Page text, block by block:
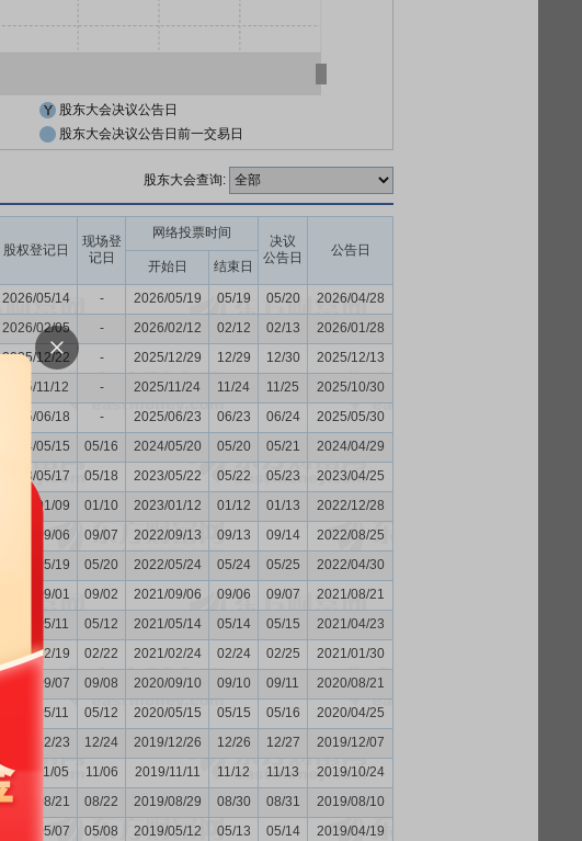
股东大会决议公告日
股东大会决议公告日前一交易日
股东大会查询:
股权登记日
现场登
记日
网络投票时间
决议
公告日
公告日
开始日 结束日
2026/05/14 - 2026/05/19 05/19 05/20
2026/04/28
2026/02/05 - 2026/02/12 02/12 02/13
2026/01/28
2025/12/22 - 2025/12/29 12/29 12/30
2025/12/13
2025/11/12 - 2025/11/24 11/24 11/25
2025/10/30
2025/06/18 - 2025/06/23 06/23 06/24
2025/05/30
2024/05/15 05/16 2024/05/20 05/20 05/21
2024/04/29
2023/05/17 05/18 2023/05/22 05/22 05/23
2023/04/25
2023/01/09 01/10 2023/01/12 01/12 01/13
2022/12/28
2022/09/06 09/07 2022/09/13 09/13 09/14
2022/08/25
2022/05/19 05/20 2022/05/24 05/24 05/25
2022/04/30
2021/09/01 09/02 2021/09/06 09/06 09/07
2021/08/21
2021/05/11 05/12 2021/05/14 05/14 05/15
2021/04/23
2021/02/19 02/22 2021/02/24 02/24 02/25
2021/01/30
2020/09/07 09/08 2020/09/10 09/10 09/11
2020/08/21
2020/05/11 05/12 2020/05/15 05/15 05/16
2020/04/25
2019/12/23 12/24 2019/12/26 12/26 12/27
2019/12/07
2019/11/05 11/06 2019/11/11 11/12 11/13
2019/10/24
2019/08/21 08/22 2019/08/29 08/30 08/31
2019/08/10
2019/05/07 05/08 2019/05/12 05/13 05/14
2019/04/19